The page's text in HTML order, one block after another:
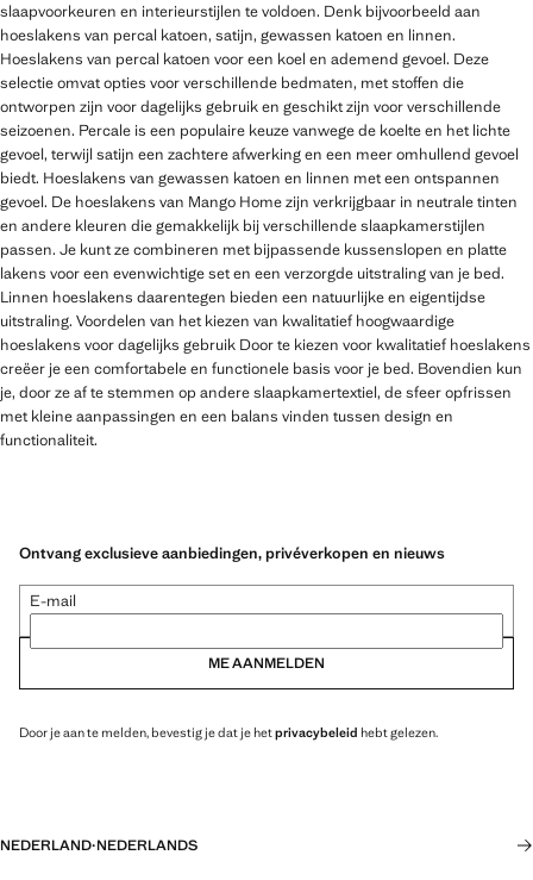
slaapvoorkeuren en interieurstijlen te voldoen. Denk bijvoorbeeld aan
hoeslakens van percal katoen, satijn, gewassen katoen en linnen.
Hoeslakens van percal katoen voor een koel en ademend gevoel. Deze
selectie omvat opties voor verschillende bedmaten, met stoffen die
ontworpen zijn voor dagelijks gebruik en geschikt zijn voor verschillende
seizoenen. Percale is een populaire keuze vanwege de koelte en het lichte
gevoel, terwijl satijn een zachtere afwerking en een meer omhullend gevoel
biedt. Hoeslakens van gewassen katoen en linnen met een ontspannen
gevoel. De hoeslakens van Mango Home zijn verkrijgbaar in neutrale tinten
en andere kleuren die gemakkelijk bij verschillende slaapkamerstijlen
passen. Je kunt ze combineren met bijpassende kussenslopen en platte
lakens voor een evenwichtige set en een verzorgde uitstraling van je bed.
Linnen hoeslakens daarentegen bieden een natuurlijke en eigentijdse
uitstraling. Voordelen van het kiezen van kwalitatief hoogwaardige
hoeslakens voor dagelijks gebruik Door te kiezen voor kwalitatief hoeslakens
creëer je een comfortabele en functionele basis voor je bed. Bovendien kun
je, door ze af te stemmen op andere slaapkamertextiel, de sfeer opfrissen
met kleine aanpassingen en een balans vinden tussen design en
functionaliteit.
Ontvang exclusieve aanbiedingen, privéverkopen en nieuws
E-mail
ME AANMELDEN
Door je aan te melden, bevestig je dat je hetprivacybeleid hebt gelezen.
NEDERLAND·NEDERLANDS